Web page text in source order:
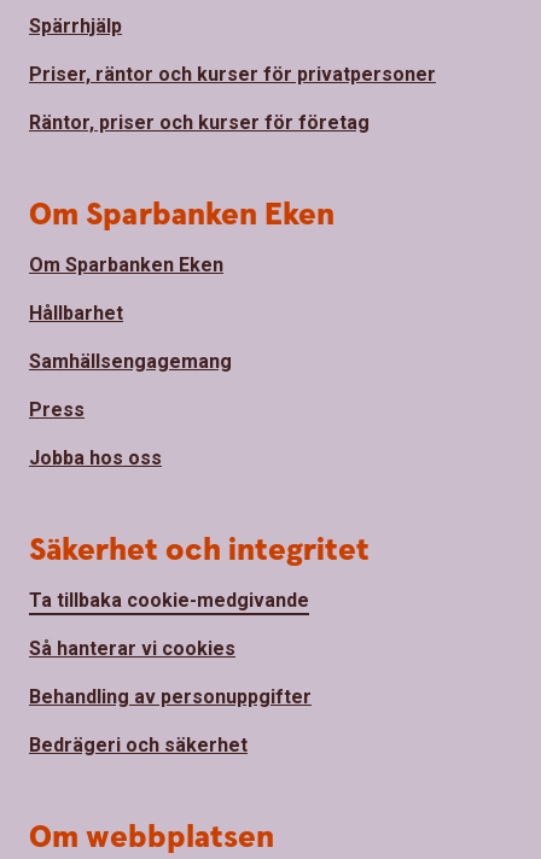
Spärrhjälp
Priser, räntor och kurser för privatpersoner
Räntor, priser och kurser för företag
Om Sparbanken Eken
Om Sparbanken Eken
Hållbarhet
Samhällsengagemang
Press
Jobba hos oss
Säkerhet och integritet
Ta tillbaka cookie-medgivande
Så hanterar vi cookies
Behandling av personuppgifter
Bedrägeri och säkerhet
Om webbplatsen